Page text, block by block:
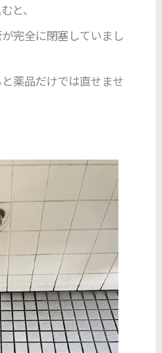
と、
完全に閉塞していまし
薬品だけでは直せませ